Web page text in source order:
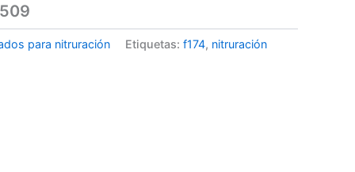
para nitruración Etiquetas: f174, nitruración